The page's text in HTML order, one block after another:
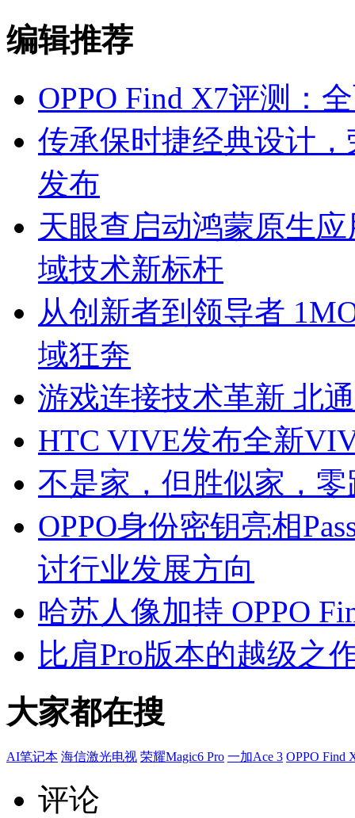
编辑推荐
OPPO Find X7评测：
传承保时捷经典设计
发布
天眼查启动鸿蒙原生
域技术新标杆
从创新者到领导者
域狂奔
游戏连接技术革新 北
HTC VIVE发布全新
不是家，但胜似家，
OPPO身份密钥亮相
讨行业发展方向
哈苏人像加持 OPPO
比肩Pro版本的越级之
大家都在搜
AI笔记本 海信激光电视 荣耀Magic6 Pro 一加Ace 3 OPPO Find
评论